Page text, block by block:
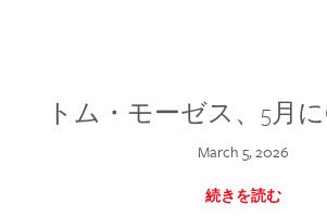
トム・モーゼス、5月
March 5, 2026
続きを読む